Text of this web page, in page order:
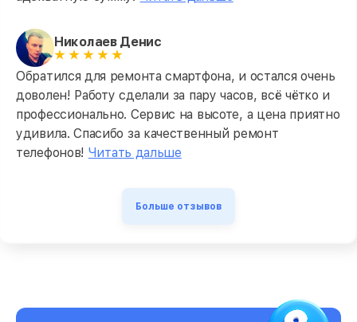
Николаев Денис
Обратился для ремонта смартфона, и остался очень
доволен! Работу сделали за пару часов, всё чётко и
профессионально. Сервис на высоте, а цена приятно
удивила. Спасибо за качественный ремонт
телефонов! Читать дальше
Больше отзывов